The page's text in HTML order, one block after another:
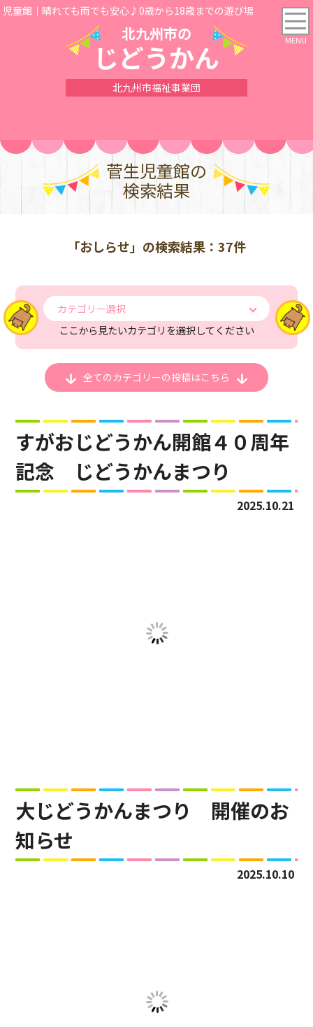
児童館｜晴れても雨でも安心♪0歳から18歳までの遊び場
北九州市の
じどうかん
北九州市福祉事業団
菅生児童館の
検索結果
「おしらせ」の検索結果：37件
カテゴリー選択
ここから見たいカテゴリを選択してください
全てのカテゴリーの投稿はこちら
すがおじどうかん開館４０周年
記念 じどうかんまつり
2025.10.21
大じどうかんまつり 開催のお
知らせ
2025.10.10